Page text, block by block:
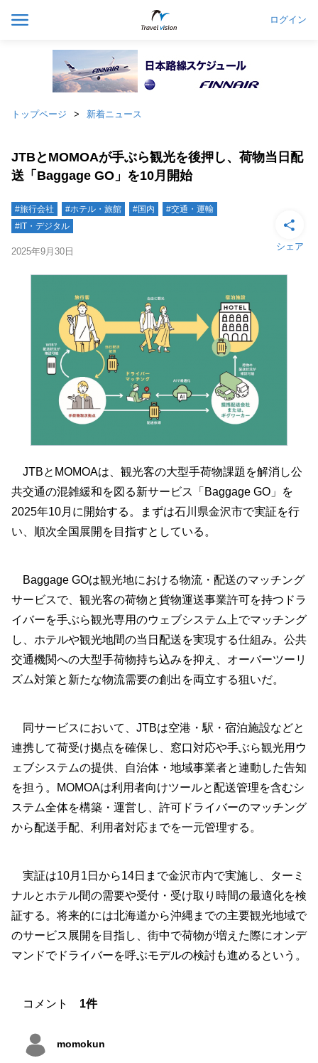
ログイン
トップページ 新着ニュース
JTBとMOMOAが手ぶら観光を後押し、荷物当日配
送「Baggage GO」を10月開始
#旅行会社 #ホテル・旅館 #国内
#交通・運輸
#IT・デジタル
2025年9月30日 シェア
JTBとMOMOAは、観光客の大型手荷物課題を解消し公
共交通の混雑緩和を図る新サービス「Baggage GO」を
2025年10月に開始する。まずは石川県金沢市で実証を行
い、順次全国展開を目指すとしている。
Baggage GOは観光地における物流・配送のマッチング
サービスで、観光客の荷物と貨物運送事業許可を持つドラ
イバーを手ぶら観光専用のウェブシステム上でマッチング
し、ホテルや観光地間の当日配送を実現する仕組み。公共
交通機関への大型手荷物持ち込みを抑え、オーバーツーリ
ズム対策と新たな物流需要の創出を両立する狙いだ。
同サービスにおいて、JTBは空港・駅・宿泊施設などと
連携して荷受け拠点を確保し、窓口対応や手ぶら観光用ウ
ェブシステムの提供、自治体・地域事業者と連動した告知
を担う。MOMOAは利用者向けツールと配送管理を含むシ
ステム全体を構築・運営し、許可ドライバーのマッチング
から配送手配、利用者対応までを一元管理する。
実証は10月1日から14日まで金沢市内で実施し、ターミ
ナルとホテル間の需要や受付・受け取り時間の最適化を検
証する。将来的には北海道から沖縄までの主要観光地域で
のサービス展開を目指し、街中で荷物が増えた際にオンデ
マンドでドライバーを呼ぶモデルの検討も進めるという。
コメント 1件
momokun